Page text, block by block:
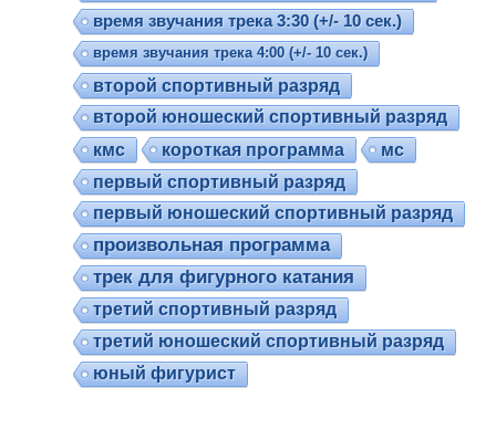
время звучания трека 3:30 (+/- 10 сек.)
время звучания трека 4:00 (+/- 10 сек.)
второй спортивный разряд
второй юношеский спортивный разряд
кмс короткая программа
мс
первый спортивный разряд
первый юношеский спортивный разряд
произвольная программа
трек для фигурного катания
третий спортивный разряд
третий юношеский спортивный разряд
юный фигурист